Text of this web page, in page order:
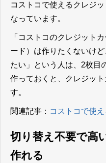
コストコで使えるクレジ
なっています。
「コストコのクレジット
ード）は作りたくないけ
たい」という人は、2枚目
作っておくと、クレジッ
す。
関連記事： コストコで使
切り替え不要で高
作れる